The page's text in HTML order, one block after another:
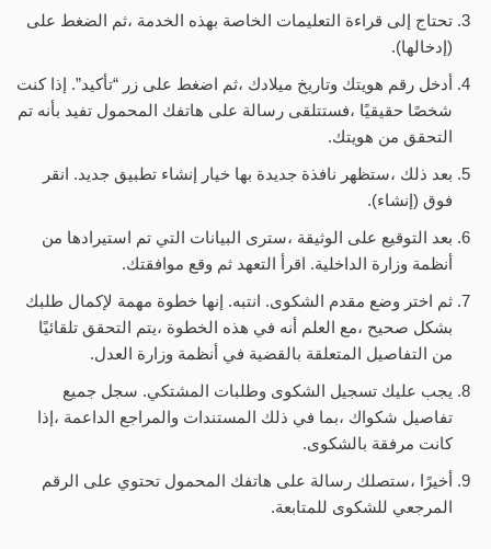
تحتاج إلى قراءة التعليمات الخاصة بهذه الخدمة ،ثم الضغط على
(إدخالها).
أدخل رقم هويتك وتاريخ ميلادك ،ثم اضغط على زر “تأكيد”. إذا كنت
شخصًا حقيقيًا ،فستتلقى رسالة على هاتفك المحمول تفيد بأنه تم
التحقق من هويتك.
بعد ذلك ،ستظهر نافذة جديدة بها خيار إنشاء تطبيق جديد. انقر
فوق (إنشاء).
بعد التوقيع على الوثيقة ،سترى البيانات التي تم استيرادها من
أنظمة وزارة الداخلية. اقرأ التعهد ثم وقع موافقتك.
ثم اختر وضع مقدم الشكوى. انتبه. إنها خطوة مهمة لإكمال طلبك
بشكل صحيح ،مع العلم أنه في هذه الخطوة ،يتم التحقق تلقائيًا
من التفاصيل المتعلقة بالقضية في أنظمة وزارة العدل.
يجب عليك تسجيل الشكوى وطلبات المشتكي. سجل جميع
تفاصيل شكواك ،بما في ذلك المستندات والمراجع الداعمة ،إذا
كانت مرفقة بالشكوى.
أخيرًا ،ستصلك رسالة على هاتفك المحمول تحتوي على الرقم
المرجعي للشكوى للمتابعة.